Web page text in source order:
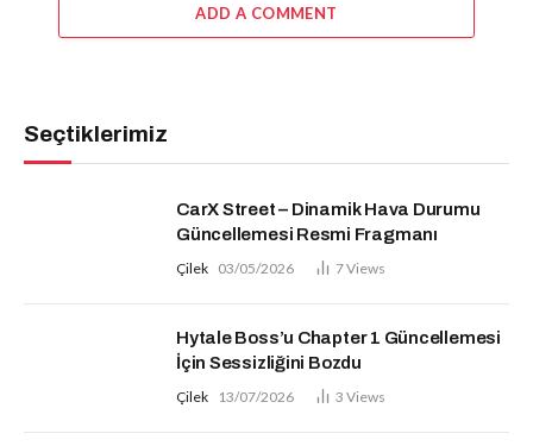
ADD A COMMENT
Seçtiklerimiz
CarX Street – Dinamik Hava Durumu
Güncellemesi Resmi Fragmanı
Çilek 03/05/2026 7Views
Hytale Boss’u Chapter 1 Güncellemesi
İçin Sessizliğini Bozdu
Çilek 13/07/2026 3 Views